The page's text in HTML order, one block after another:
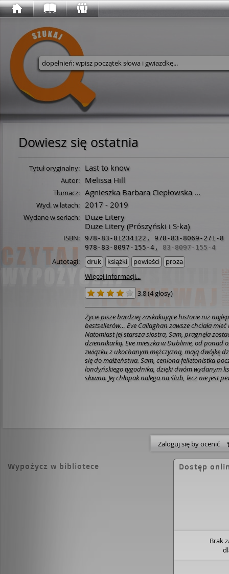
Wyszukaj w serwisie
Dowiesz się ostatnia
Tytuł oryginalny: Last to know
Autor: Melissa Hill
Tłumacz: Agnieszka Barbara Ciepłowska ...
Wyd. w latach: 2017 - 2019
Wydane w seriach:
Duże Litery
Duże Litery (Prószyński i S-ka)
ISBN: 978-83-81234122 , 978-83-8069-271-8
978-83-8097-155-4 , 83-8097-155-4
Autotagi: druk książki powieści
proza
Więcej informacji...
3.8(4 głosy)
Życie pisze bardziej zaskakujące historie niż
bestsellerów… Eve Callaghan zawsze chciała
Natomiast jej starsza siostra, Sam, pragnęła
dziennikarką. Eve mieszka w Dublinie, od ponad
związku z ukochanym mężczyzną, mają dwójkę
się do małżeństwa. Sam, ceniona felietonistka
londyńskiego tygodnika, dzięki dwóm wydanym
sławna. Jej chłopak nalega na ślub, lecz nie jest
wypełniając jej obowiązki, a w tym czasie
zastanowić, czego chcą od życia. Żadna z nich
półkuli, w Sydney, Brooke Reynolds, redaktorka
promującego literaturę kobiecą, z zapartym
Zaloguj się by ocenić
Wypożycz w bibliotece Dostęp
Brak